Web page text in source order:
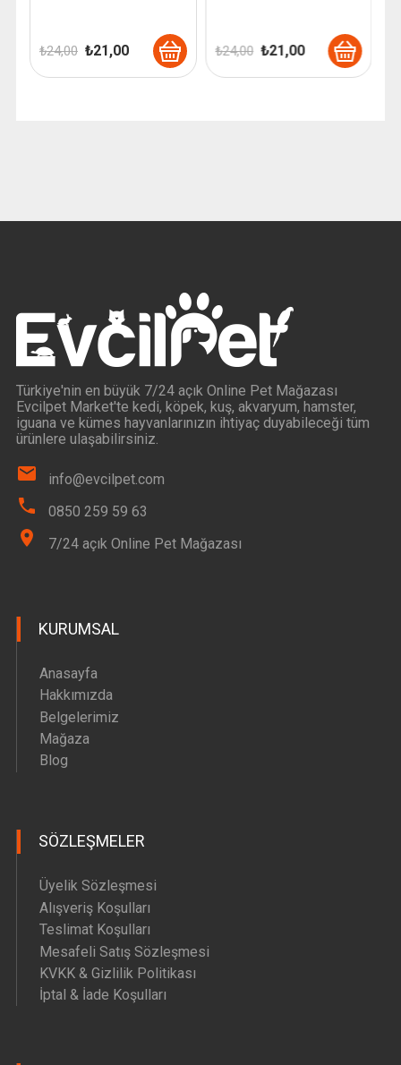
₺24,00 Orijinal
₺ 24,00.
₺21,00Şu
andaki
fiyat:
₺24,00 Orijinal
₺ 24,00.
₺21,00Şu
andaki
fiyat:
Türkiye'nin en büyük 7/24 açık Online Pet Mağazası
Evcilpet Market'te kedi, köpek, kuş, akvaryum, hamster,
iguana ve kümes hayvanlarınızın ihtiyaç duyabileceği tüm
ürünlere ulaşabilirsiniz.
info@evcilpet.com
0850 259 59 63
7/24 açık Online Pet Mağazası
KURUMSAL
Anasayfa
Hakkımızda
Belgelerimiz
Mağaza
Blog
SÖZLEŞMELER
Üyelik Sözleşmesi
Alışveriş Koşulları
Teslimat Koşulları
Mesafeli Satış Sözleşmesi
KVKK & Gizlilik Politikası
İptal & İade Koşulları